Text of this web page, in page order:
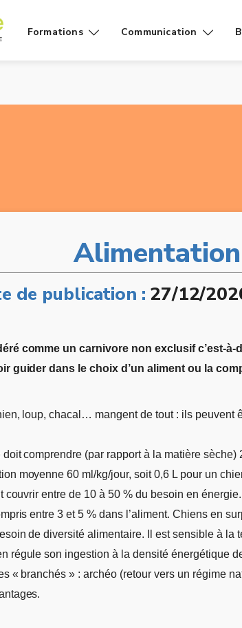
Formations
Cas de
Communication
Fiches
de publication : 27/12/
comme un carnivore non exclusif c’est-
guider dans le choix d’un aliment ou la
loup, chacal… mangent de tout : ils peuvent
comprendre (par rapport à la matière
moyenne 60 ml/kg/jour, soit 0,6 L pour un
couvrir entre de 10 à 50 % du besoin en
entre 3 et 5 % dans l’aliment. Chiens en
de diversité alimentaire. Il est sensible à la
régule son ingestion à la densité énergétique
« branchés » : archéo (retour vers un régime